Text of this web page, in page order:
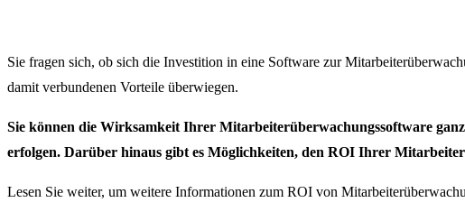
Sie fragen sich, ob sich die Investition in eine Software zur
damit verbundenen Vorteile überwiegen.
Sie können die Wirksamkeit Ihrer Mitarbeiterüberwachungssoftware
erfolgen. Darüber hinaus gibt es Möglichkeiten, den ROI Ihrer
Lesen Sie weiter, um weitere Informationen zum ROI von